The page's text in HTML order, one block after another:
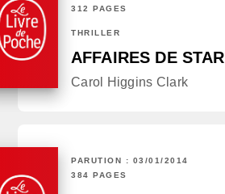
312 PAGES
THRILLER
AFFAIRES DE STAR
Carol Higgins Clark
PARUTION : 03/01/2014
384 PAGES